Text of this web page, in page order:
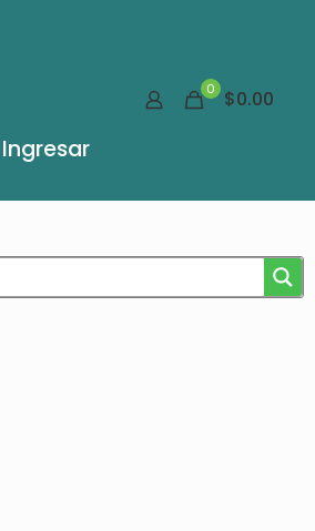
Ingresar
0 $0.00